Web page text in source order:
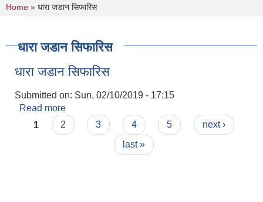
You are here
Home » धारा जडान सिफारिस
धारा जडान सिफारिस
धारा जडान सिफारिस
Submitted on: Sun, 02/10/2019 - 17:15
Read more
Pages
1 2 3 4 5
next ›
last »